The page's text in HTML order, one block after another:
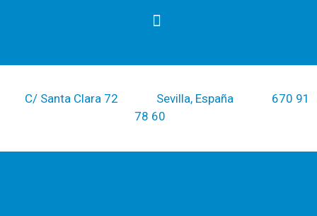
C/ Santa Clara 72 Sevilla, España
670 91
78 60